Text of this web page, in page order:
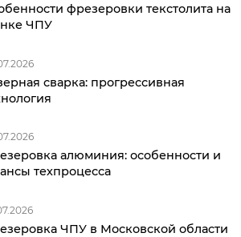
фрезеровки текстолита на
ЧПУ
сварка: прогрессивная
алюминия: особенности и
техпроцесса
ЧПУ в Московской области